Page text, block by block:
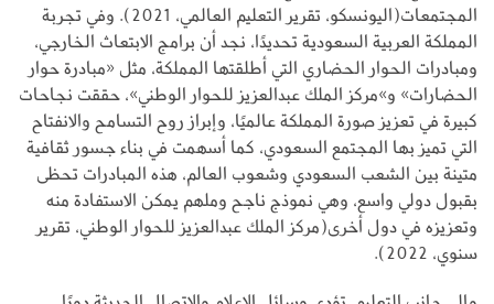
المجتمعات(اليونسكو، تقرير التعليم العالمي، 2021). وفي تجربة
المملكة العربية السعودية تحديدًا، نجد أن برامج الابتعاث الخارجي،
ومبادرات الحوار الحضاري التي أطلقتها المملكة، مثل «مبادرة حوار
الحضارات» و»مركز الملك عبدالعزيز للحوار الوطني»، حققت نجاحات
كبيرة في تعزيز صورة المملكة عالميًا، وإبراز روح التسامح والانفتاح
التي تميز بها المجتمع السعودي، كما أسهمت في بناء جسور ثقافية
متينة بين الشعب السعودي وشعوب العالم، هذه المبادرات تحظى
بقبول دولي واسع، وهي نموذج ناجح وملهم يمكن الاستفادة منه
وتعزيزه في دول أخرى(مركز الملك عبدالعزيز للحوار الوطني، تقرير
سنوي، 2022).